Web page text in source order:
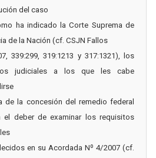
del caso
ha indicado la Corte Suprema de
de la Nación (cf. CSJN Fallos
339:299, 319:1213 y 317:1321), los
judiciales a los que les cabe
de la concesión del remedio federal
el deber de examinar los requisitos
en su Acordada Nº 4/2007 (cf.